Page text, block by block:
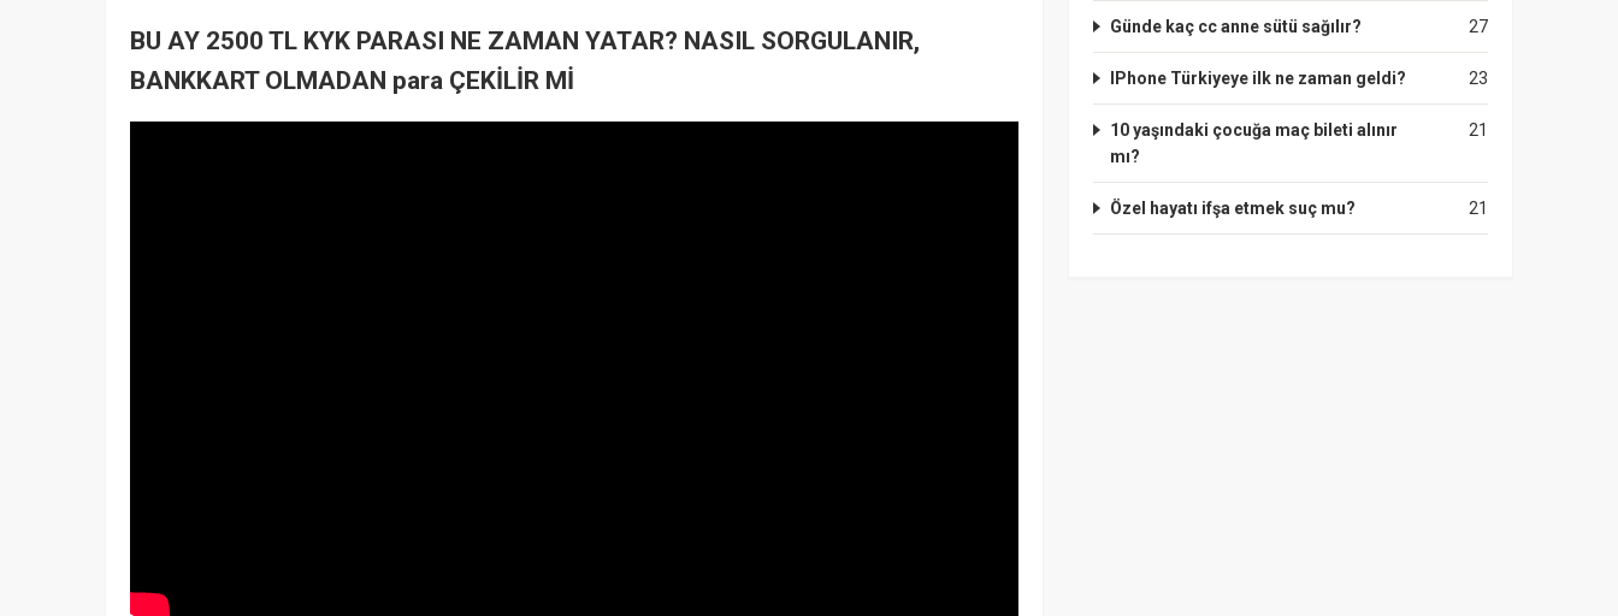
BU AY 2500 TL KYK PARASI NE ZAMAN YATAR? NASIL SORGULANIR,
BANKKART OLMADAN para ÇEKİLİR Mİ
27
Günde kaç cc anne sütü sağılır?
23
IPhone Türkiyeye ilk ne zaman geldi?
21
10 yaşındaki çocuğa maç bileti alınır
mı?
21
Özel hayatı ifşa etmek suç mu?